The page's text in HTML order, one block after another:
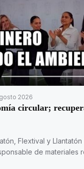
2026
circular;
Flextival y Llantatón
de materiales